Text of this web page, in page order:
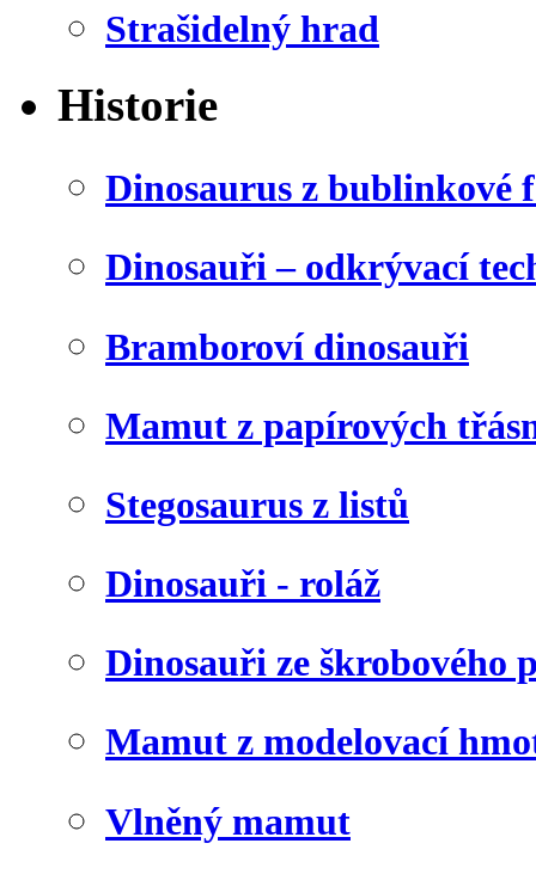
Strašidelný hrad
Historie
Dinosaurus z bublinkové
Dinosauři – odkrývací
Bramboroví dinosauři
Mamut z papírových
Stegosaurus z listů
Dinosauři - roláž
Dinosauři ze škrobového
Mamut z modelovací
Vlněný mamut